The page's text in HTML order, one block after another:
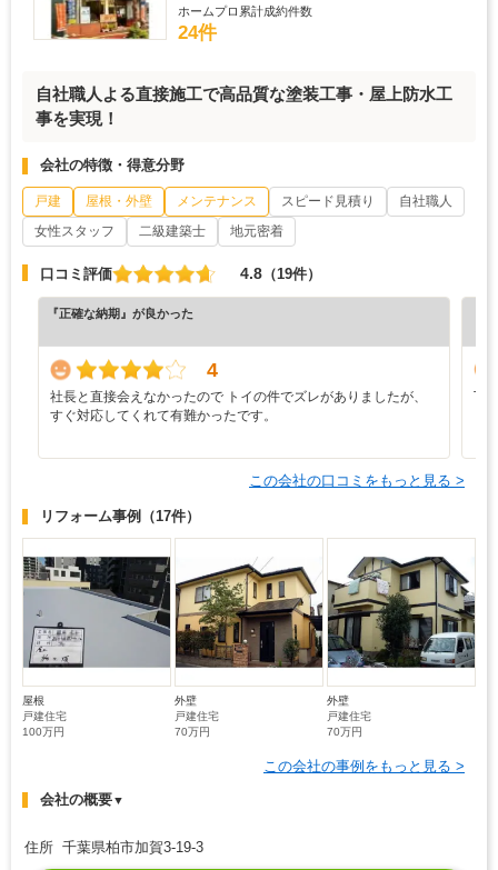
ホームプロ累計成約件数
24件
自社職人よる直接施工で高品質な塗装工事・屋上防水工
事を実現！
会社の特徴・得意分野
戸建 屋根・外壁 メンテナンス スピード見積り
自社職人
女性スタッフ
二級建築士 地元密着
口コミ評価 4.8 （19件）
『正確な納期』が良かった
4
社長と直接会えなかったので トイの件でズレがありましたが、
すぐ対応してくれて有難かったです。
丁
この会社の口コミをもっと見る >
リフォーム事例 （17件）
屋根
戸建住宅
100万円
外壁
戸建住宅
70万円
外壁
戸建住宅
70万円
この会社の事例をもっと見る >
会社の概要▼
住所 千葉県柏市加賀3-19-3